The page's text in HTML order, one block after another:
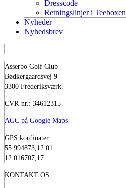
Dresscode
Retningslinjer i Teeboxen
Nyheder
Nyhedsbrev
Asserbo Golf Club
Bødkergaardsvej 9
3300 Frederiksværk.
CVR-nr.: 34612315
AGC på Google Maps
GPS kordinater:
55.994873,12.01
12.016707,17
KONTAKT OS